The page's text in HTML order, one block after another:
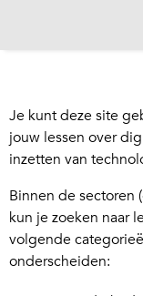
Je kunt deze site
jouw lessen over
inzetten van
Binnen de sectoren
kun je zoeken naar
volgende
onderscheiden: